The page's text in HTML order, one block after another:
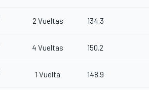
2 Vueltas 134.3
4 Vueltas 150.2
1 Vuelta 148.9